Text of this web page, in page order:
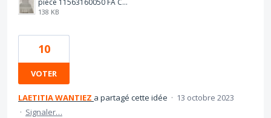
piece 11563160050 FA CONTRAT SEPSAD TELESURVEILLANCE 220723.jpg
138 KB
10
VOTER
LAETITIA WANTIEZ a partagé cette idée · 13 octobre 2023
· Signaler…